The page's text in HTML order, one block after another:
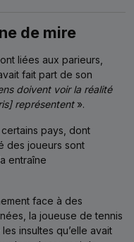
de mire
liées aux parieurs,
fait part de son
doivent voir la réalité
représentent».
pays, dont
des joueurs sont
entraîne
face à des
la joueuse de tennis
insultes qu’elle avait